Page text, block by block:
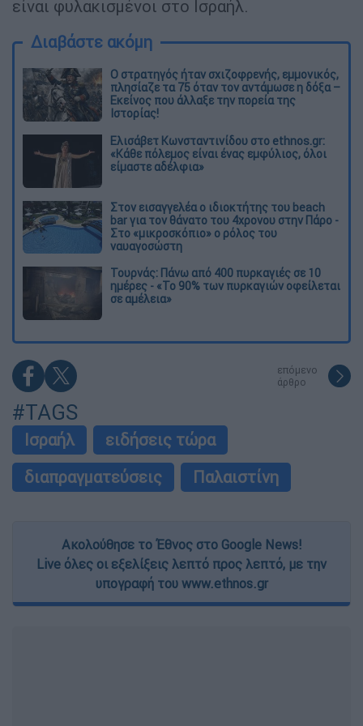
είναι φυλακισμένοι στο Ισραήλ.
Διαβάστε ακόμη
O στρατηγός ήταν σχιζοφρενής, εμμονικός,
πλησίαζε τα 75 όταν τον αντάμωσε η δόξα –
Εκείνος που άλλαξε την πορεία της
Ιστορίας!
Ελισάβετ Κωνσταντινίδου στο ethnos.gr:
«Κάθε πόλεμος είναι ένας εμφύλιος, όλοι
είμαστε αδέλφια»
Στον εισαγγελέα ο ιδιοκτήτης του beach
bar για τον θάνατο του 4χρονου στην Πάρο -
Στο «μικροσκόπιο» ο ρόλος του
ναυαγοσώστη
Τουρνάς: Πάνω από 400 πυρκαγιές σε 10
ημέρες - «Το 90% των πυρκαγιών οφείλεται
σε αμέλεια»
επόμενο
άρθρο
#TAGS
Ισραήλ
ειδήσεις τώρα
διαπραγματεύσεις
Παλαιστίνη
Ακολούθησε το Έθνος στο Google News!
Live όλες οι εξελίξεις λεπτό προς λεπτό, με την
υπογραφή του www.ethnos.gr